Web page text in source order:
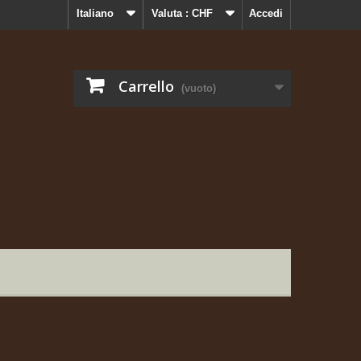
Accedi
Valuta : CHF
Italiano
Carrello (vuoto)